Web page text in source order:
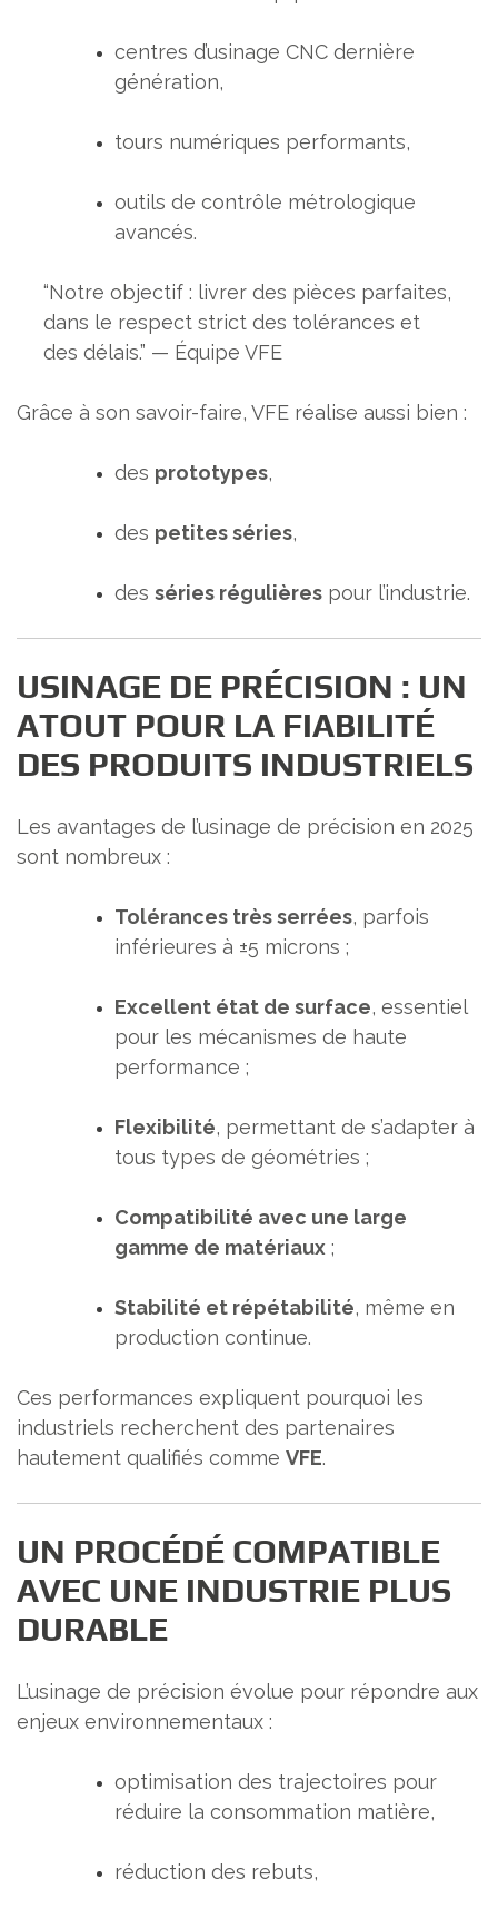
centres d’usinage CNC dernière
génération,
tours numériques performants,
outils de contrôle métrologique
avancés.
“Notre objectif : livrer des pièces parfaites,
dans le respect strict des tolérances et
des délais.” — Équipe VFE
Grâce à son savoir-faire, VFE réalise aussi bien :
des prototypes,
des petites séries,
des séries régulières pour l’industrie.
USINAGE DE PRÉCISION : UN
ATOUT POUR LA FIABILITÉ
DES PRODUITS INDUSTRIELS
Les avantages de l’usinage de précision en 2025
sont nombreux :
Tolérances très serrées, parfois
inférieures à ±5 microns ;
Excellent état de surface, essentiel
pour les mécanismes de haute
performance ;
Flexibilité, permettant de s’adapter à
tous types de géométries ;
Compatibilité avec une large
gamme de matériaux ;
Stabilité et répétabilité, même en
production continue.
Ces performances expliquent pourquoi les
industriels recherchent des partenaires
hautement qualifiés comme VFE.
UN PROCÉDÉ COMPATIBLE
AVEC UNE INDUSTRIE PLUS
DURABLE
L’usinage de précision évolue pour répondre aux
enjeux environnementaux :
optimisation des trajectoires pour
réduire la consommation matière,
réduction des rebuts,